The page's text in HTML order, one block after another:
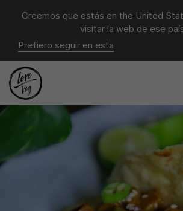
Creemos que estás en the United
visitar la web de ese
Prefiero seguir en esta